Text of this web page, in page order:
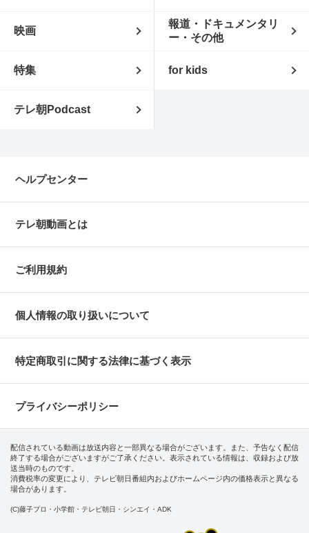
映画
報道・ドキュメンタリ
ー・その他
特集 for kids
テレ朝Podcast
ヘルプセンター
テレ朝動画とは
ご利用規約
個人情報の取り扱いについて
特定商取引に関する法律に基づく表示
プライバシーポリシー
配信されている動画は放送内容と一部異なる場合がございます。また、予告なく配信
終了する場合がございますがご了承ください。表示されている情報は、収録および放
送当時のものです。
消費税率の変更により、テレビ朝日番組内およびホームページ内の価格表示と異なる
場合があります。
(C)藤子プロ・小学館・テレビ朝日・シンエイ・ADK